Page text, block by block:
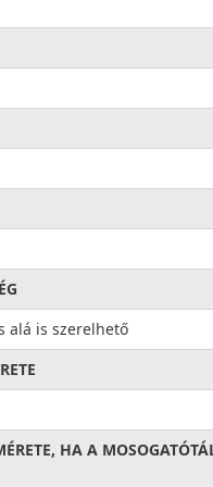
alá is szerelhető
HA A